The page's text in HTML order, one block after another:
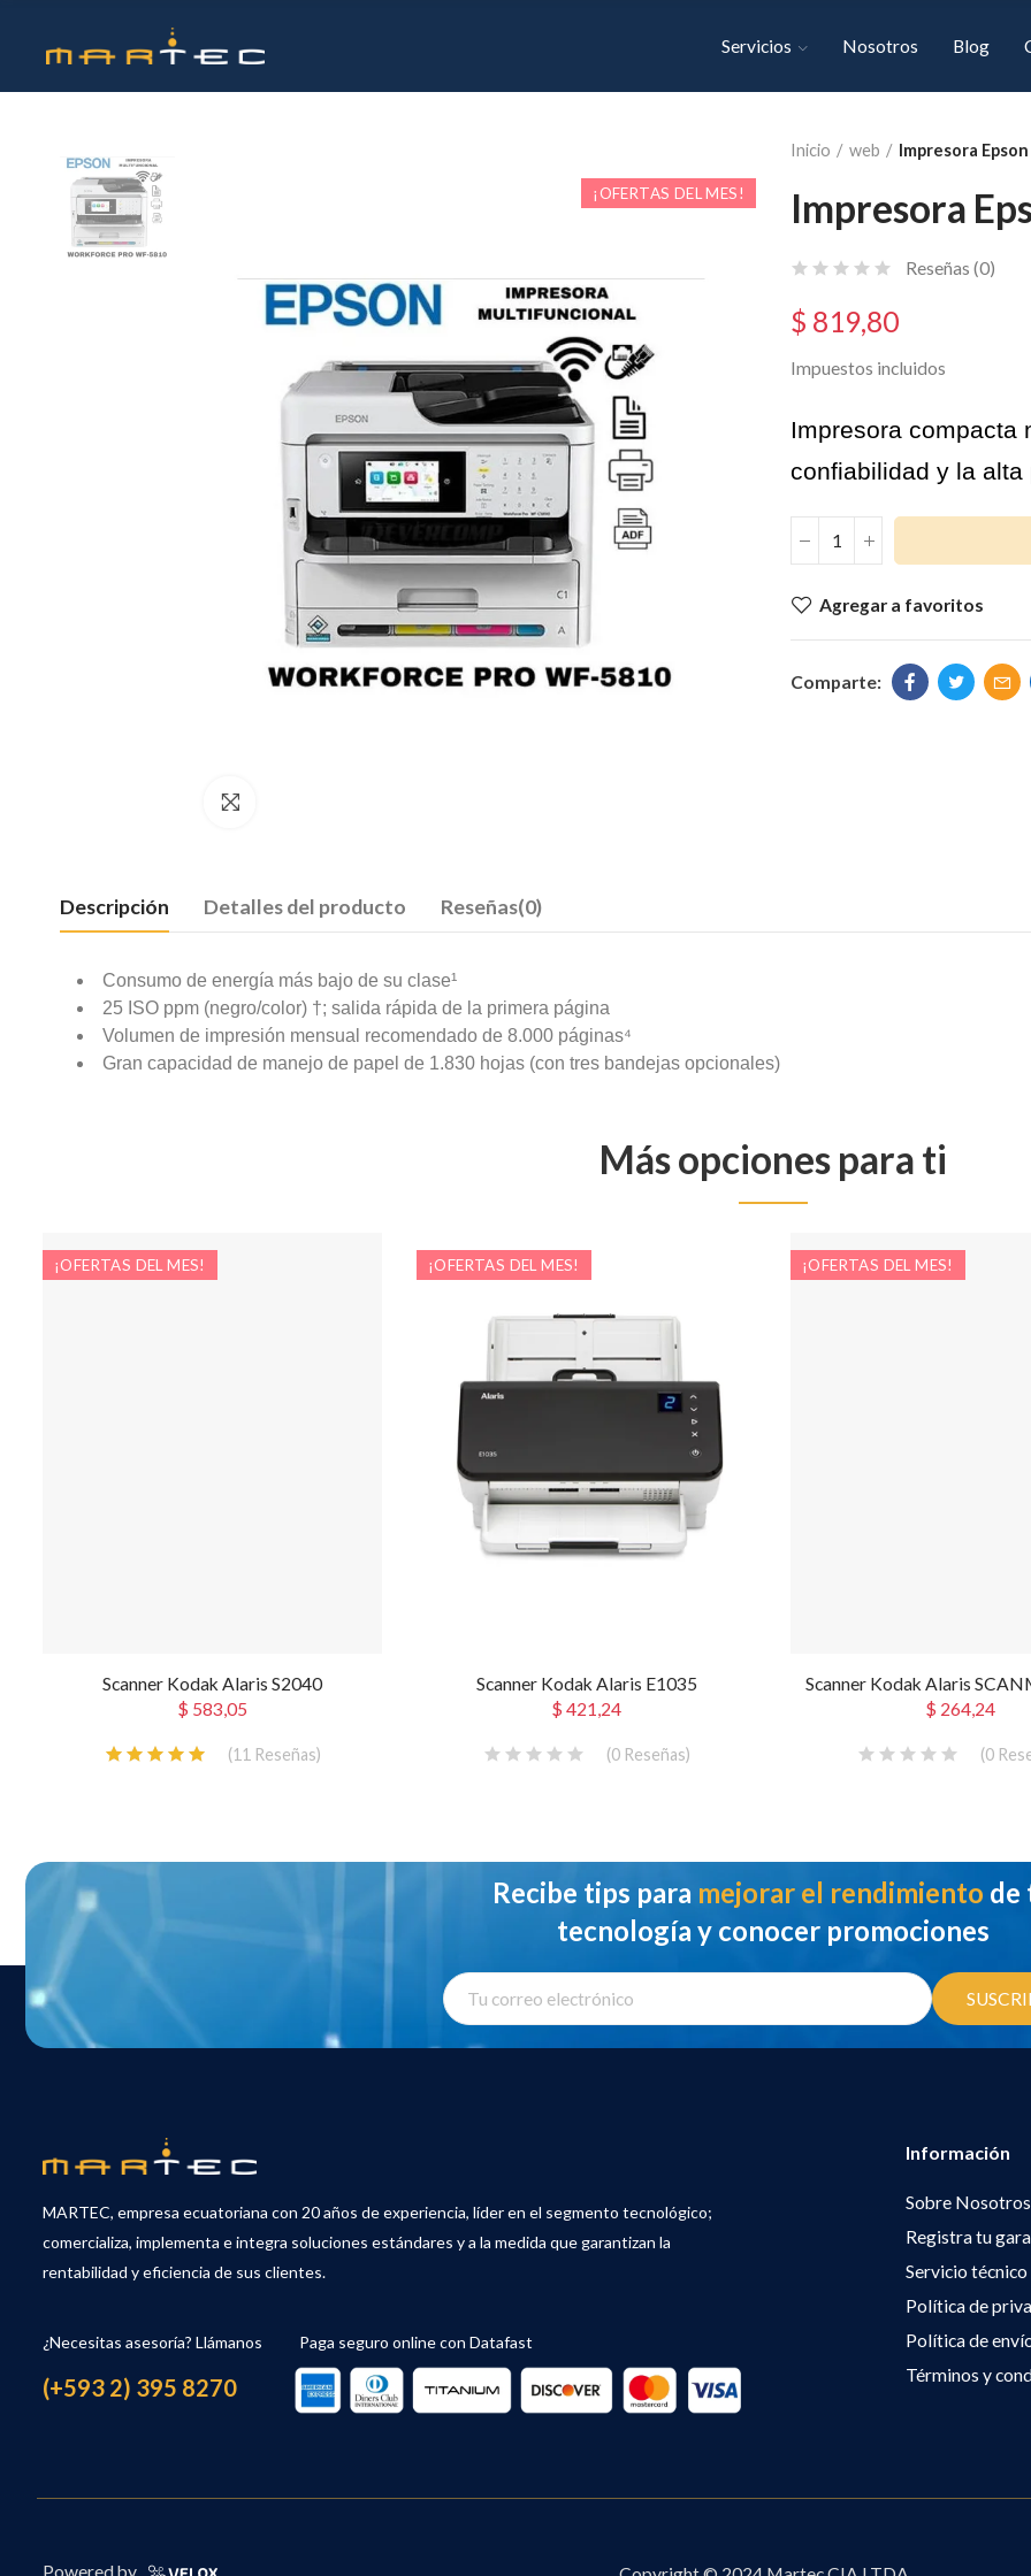
Servicios Nosotros Blog
¡OFERTAS DEL MES!
Inicio web Impresora
Impresora
Reseñas (0)
$ 819,80
Impuestos incluidos
Impresora compacta
confiabilidad y la alta
Agregar a favoritos
Descripción Detalles del producto Reseñas(0)
Consumo de energía más bajo de su clase¹
25 ISO ppm (negro/color) †; salida rápida de la primera página
Volumen de impresión mensual recomendado de 8.000 páginas⁴
Gran capacidad de manejo de papel de 1.830 hojas (con tres bandejas opcionales)
Más opciones para ti
¡OFERTAS DEL MES!
Scanner Kodak Alaris S2040
$ 583,05
(11 Reseñas)
¡OFERTAS DEL MES!
Scanner Kodak Alaris E1035
$ 421,24
(0Reseñas)
¡OFERTAS DEL MES!
Scanner Kodak Alaris
$ 264,24
(0
Recibe tips para mejorar el rendimiento de
tecnología y conocer promociones
MARTEC, empresa ecuatoriana con 20 años de experiencia, líder en el segmento tecnológico;
comercializa, implementa e integra soluciones estándares y a la medida que garantizan la
rentabilidad y eficiencia de sus clientes.
¿Necesitas asesoría? Llámanos
(+593 2) 395 8270
Paga seguro online con Datafast
Información
Sobre Nosotros
Registra tu
Servicio técnico
Política de
Política de
Términos y
Powered by